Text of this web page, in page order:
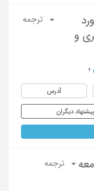
و
ترجمه
؛
آدرس
پیشنهاد دیگران
ترجمه